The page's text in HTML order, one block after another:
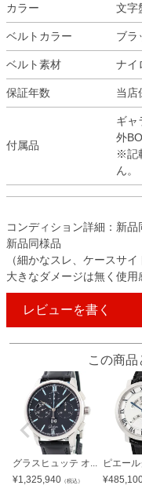
カラー 文字
ベルトカラー ブラ
ベルト素材 ナイ
保証年数 当店
付属品
ギャ
外
※記
ん。
コンディション詳細：新品
新品同様品
（細かなスレ、ケースサ
大きなダメージは無く使用
レビューを書く
この商
グラスヒュッテ オ...
¥1,325,940 （税込）
ピエー
¥